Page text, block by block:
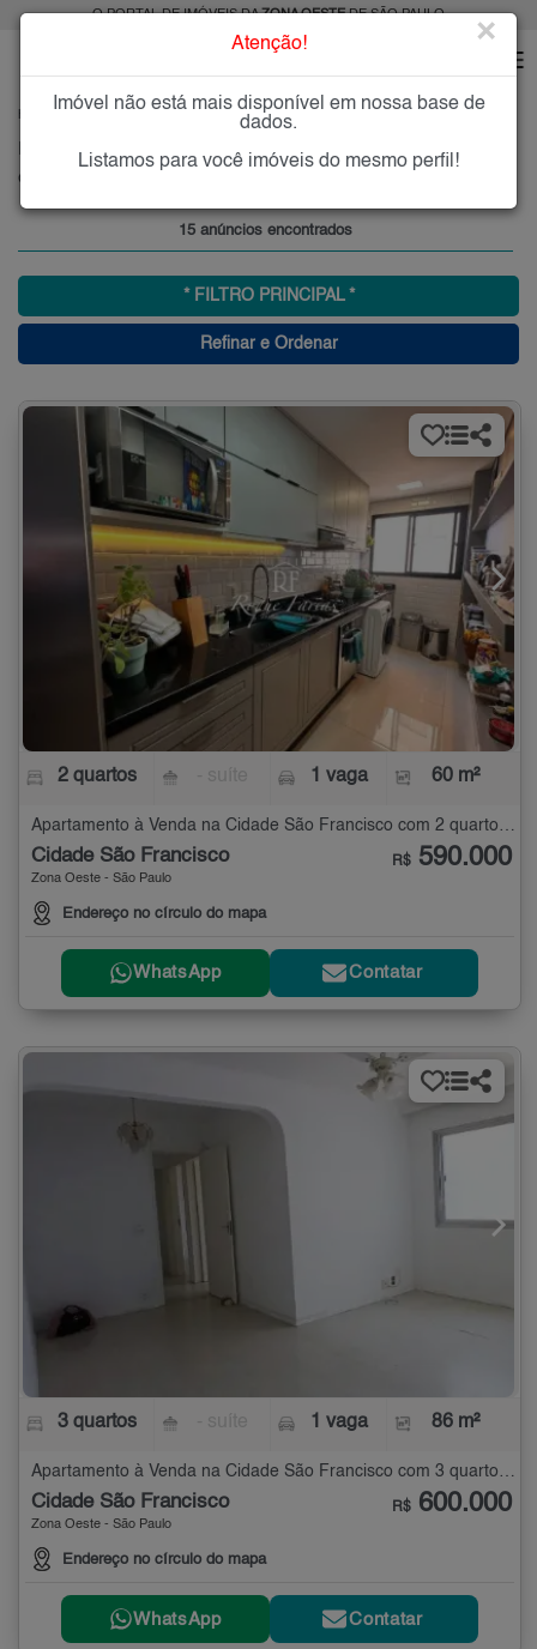
O PORTAL DE IMÓVEIS DAZONA OESTEDE SÃO PAULO
CIDADE SÃO FRANCISCO
Imóveis à Venda na Cidade São Francisco, Zona Oeste, SP
Cidade São Francisco, Zona Oeste
15 anúncios encontrados
* FILTRO PRINCIPAL *
Refinar e Ordenar
2 quartos 1 vaga 60 m²
Cidade São Francisco
Zona Oeste - São Paulo
Endereço no círculo do mapa
R$ 590.000
WhatsApp Contatar
3 quartos 1 vaga 86 m²
Apartamento à Venda na Cidade São Francisco com 3 quartos - 86 m²
Cidade São Francisco
Zona Oeste - São Paulo
Endereço no círculo do mapa
R$ 600.000
WhatsApp Contatar
Atenção! ×
Imóvel não está mais disponível em nossa base de
dados.
Listamos para você imóveis do mesmo perfil!